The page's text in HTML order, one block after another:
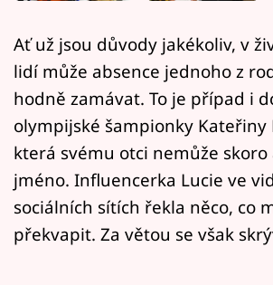
Sledujte nás
Ať už jsou důvody jakékoliv, v
lidí může absence jednoho z
hodně zamávat. To je případ i
olympijské šampionky Kateřiny
která svému otci nemůže
jméno. Influencerka Lucie ve
sociálních sítích řekla něco, co
překvapit. Za větou se však